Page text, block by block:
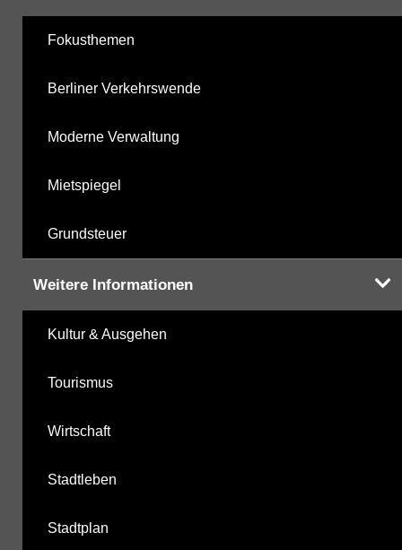
Fokusthemen
Berliner Verkehrswende
Moderne Verwaltung
Mietspiegel
Grundsteuer
Weitere Informationen
Kultur & Ausgehen
Tourismus
Wirtschaft
Stadtleben
Stadtplan